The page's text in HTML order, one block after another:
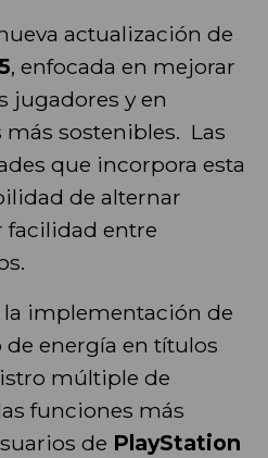
actualización de
, enfocada en mejorar
jugadores y en
sostenibles. Las
que incorpora esta
de alternar
facilidad entre
implementación de
energía en títulos
múltiple de
funciones más
de PlayStation